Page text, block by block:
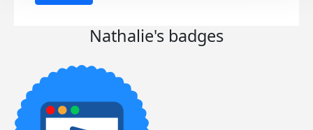
Nathalie's badges